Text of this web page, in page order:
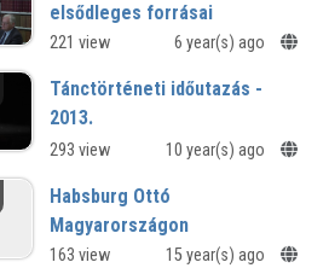
elsődleges forrásai
Papi használatra készült magyar
221 view 6 year(s) ago
Tánctörténeti időutazás -
2013.
293 view 10 year(s) ago
Habsburg Ottó
Magyarországon
Interjú Dr. Habsburg Ottóval
163 view 15 year(s) ago